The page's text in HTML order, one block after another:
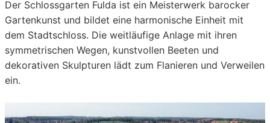
Der Schlossgarten Fulda ist ein Meisterwerk barocker
Gartenkunst und bildet eine harmonische Einheit mit
dem Stadtschloss. Die weitläufige Anlage mit ihren
symmetrischen Wegen, kunstvollen Beeten und
dekorativen Skulpturen lädt zum Flanieren und Verweilen
ein.